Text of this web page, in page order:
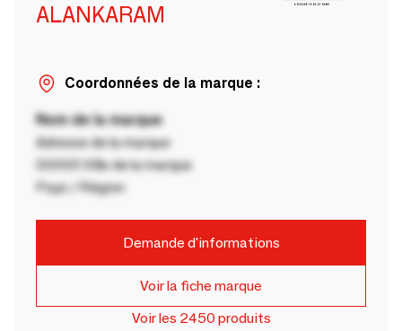
ALANKARAM
Coordonnées de la marque :
Nom de la marque
Adresse de la marque
00000 Ville de la marque
Pays / Région
Demande d'informations
Voir la fiche marque
Voir les 2450 produits